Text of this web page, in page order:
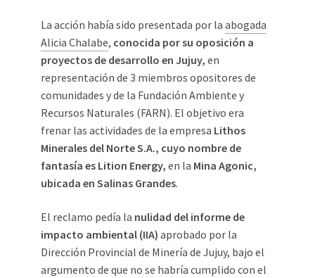
La acción había sido presentada por la abogada
Alicia Chalabe, conocida por su oposición a
proyectos de desarrollo en Jujuy, en
representación de 3 miembros opositores de
comunidades y de la Fundación Ambiente y
Recursos Naturales (FARN). El objetivo era
frenar las actividades de la empresa Lithos
Minerales del Norte S.A., cuyo nombre de
fantasía es Lition Energy, en la Mina Agonic,
ubicada en Salinas Grandes.
El reclamo pedía la nulidad del informe de
impacto ambiental (IIA) aprobado por la
Dirección Provincial de Minería de Jujuy, bajo el
argumento de que no se habría cumplido con el